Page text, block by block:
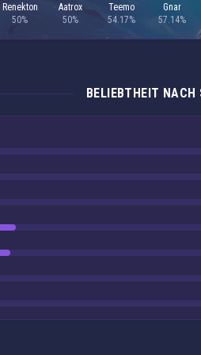
Renekton
50%
Aatrox
50%
Teemo
54.17%
Gnar
57.14%
BELIEBTHEIT NACH